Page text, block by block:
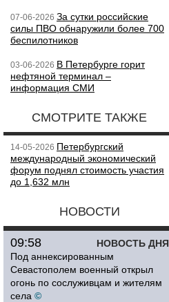
07-06-2026 За сутки российские
силы ПВО обнаружили более 700
беспилотников
03-06-2026 В Петербурге горит
нефтяной терминал –
информация СМИ
СМОТРИТЕ ТАКЖЕ
14-05-2026 Петербургский
международный экономический
форум поднял стоимость участия
до 1,632 млн
НОВОСТИ
НОВОСТЬ ДНЯ
09:58
Под аннексированным
Севастополем военный открыл
огонь по сослуживцам и жителям
села ©